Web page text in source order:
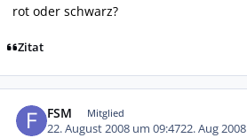
rot oder schwarz?
Zitat
FSM Mitglied
22. August 2008 um 09:4722. Aug 2008